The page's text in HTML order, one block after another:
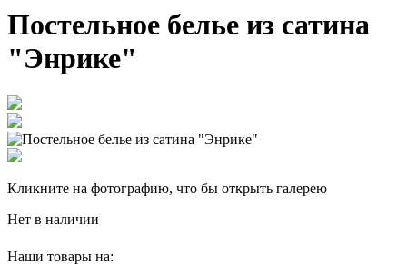
Постельное белье из сатина
"Энрике"
Кликните на фотографию, что бы открыть галерею
Нет в наличии
Наши товары на: